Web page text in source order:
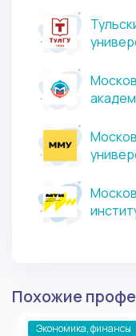
Похожие
Экономика, финансы